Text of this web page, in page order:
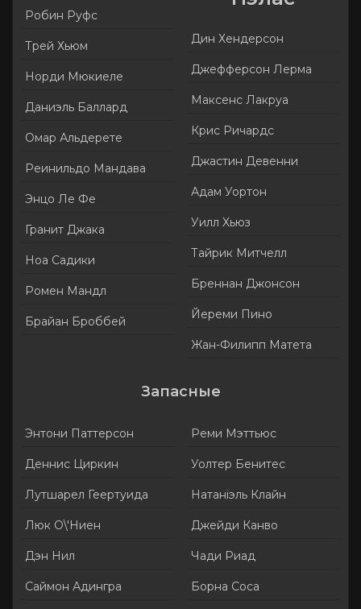
Робин Руфс
Трей Хьюм
Норди Мюкиеле
Даниэль Баллард
Омар Альдерете
Реинильдо Мандава
Энцо Ле Фе
Гранит Джака
Ноа Садики
Ромен Мандл
Брайан Броббей
Дин Хендерсон
Джефферсон Лерма
Максенс Лакруа
Крис Ричардс
Джастин Девенни
Адам Уортон
Уилл Хьюз
Тайрик Митчелл
Бреннан Джонсон
Йереми Пино
Жан-Филипп Матета
Запасные
Энтони Паттерсон
Деннис Циркин
Лутшарел Геертуида
Люк О\'Ниен
Дэн Нил
Саймон Адингра
Реми Мэттьюс
Уолтер Бенитес
Натаніэль Клайн
Джейди Канво
Чади Риад
Борна Соса